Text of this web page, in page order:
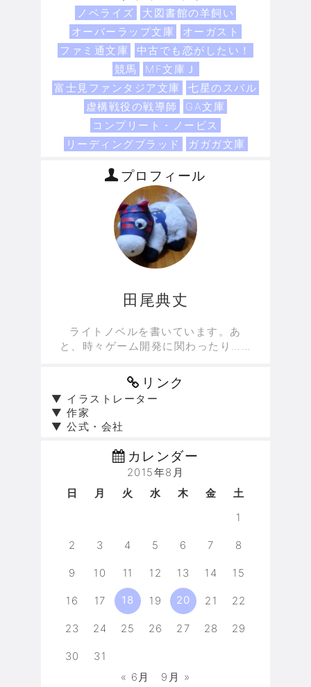
ノベライズ
大図書館の羊飼い
オーバーラップ文庫
オーガスト
ファミ通文庫
中古でも恋がしたい！
競馬
MF文庫Ｊ
富士見ファンタジア文庫
七星のスバル
虚構戦役の戦導師
GA文庫
コンプリート・ノービス
リーディングブラッド
ガガガ文庫
プロフィール
田尾典丈
ライトノベルを書いています。あ
と、時々ゲーム開発に関わったり……
リンク
▼ イラストレーター
▼ 作家
▼ 公式・会社
カレンダー
2015年8月
日
月 火 水 木 金
土
1
2 3 4 5 6 7 8
9 10 11 12 13 14 15
16 17 18 19 20 21 22
23 24 25 26 27 28 29
30
31
« 6月
9月 »